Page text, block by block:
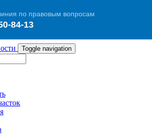
Toggle navigation